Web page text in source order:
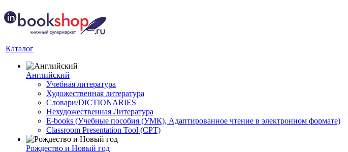
Каталог
Английский
Учебная литература
Художественная литература
Словари/DICTIONARIES
Нехудожественная Литература
E-books (Учебные пособия (УМК), Адаптированное чтение в электронном формате)
Classroom Presentation Tool (CPT)
Рождество и Новый год